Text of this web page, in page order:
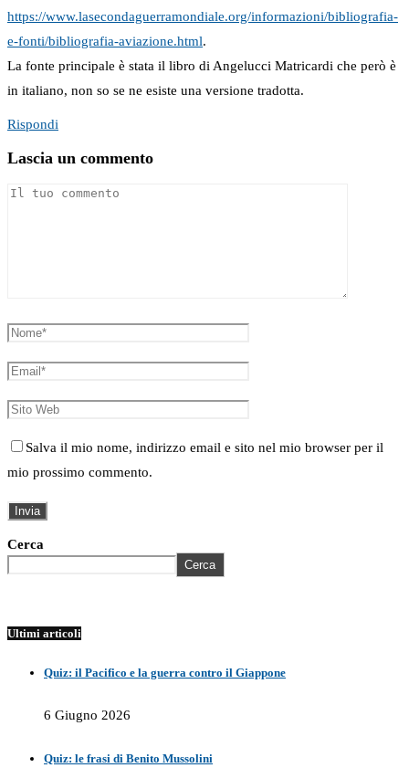
https://www.lasecondaguerramondiale.org/informazioni/bibliografia-
e-fonti/bibliografia-aviazione.html.
La fonte principale è stata il libro di Angelucci Matricardi che però è
in italiano, non so se ne esiste una versione tradotta.
Rispondi
Lascia un commento
Salva il mio nome, indirizzo email e sito nel mio browser per il
mio prossimo commento.
Cerca
Cerca
Ultimi articoli
Quiz: il Pacifico e la guerra contro il Giappone
6 Giugno 2026
Quiz: le frasi di Benito Mussolini